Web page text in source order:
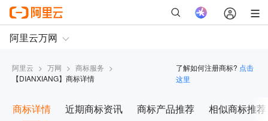
阿里云 > 万网 > 商标服务 >
【DIANXIANG】商标详情
了解如何注册商标? 点击
这里
商标详情 近期商标资讯 商标产品推荐 相似商标推荐